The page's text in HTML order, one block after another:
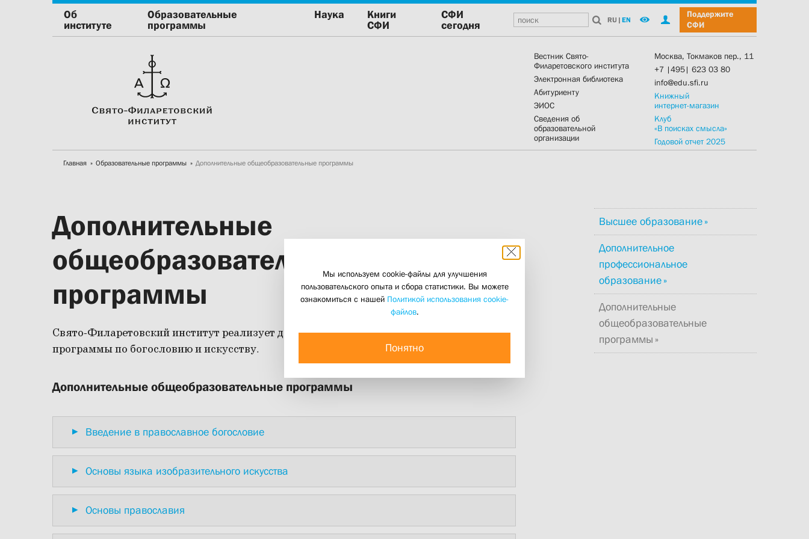
Об
институте
Образовательные
программы
Наука
Книги
СФИ
СФИ
сегодня
RU | EN
Поддержите
СФИ
Вестник Свято-
Филаретовского института
Электронная библиотека
Абитуриенту
ЭИОС
Сведения об
образовательной
организации
Москва, Токмаков пер., 11
+7 |495| 623 03 80
info@edu.sfi.ru
Книжный
интернет-магазин
Клуб
«В поисках смысла»
Годовой отчет 2025
Главная Образовательные программы Дополнительные общеобразовательные программы
Дополнительные
общеобразовательные
программы
Свято-Филаретовский институт реализует дополнительные общеобразовательные
программы по богословию и искусству.
Дополнительные общеобразовательные программы
Введение в православное богословие
Основы языка изобразительного искусства
Основы православия
Высшее образование
Дополнительное
профессиональное
образование
Дополнительные
общеобразовательные
программы
Мы используем cookie-файлы для улучшения
пользовательского опыта и сбора статистики. Вы можете
ознакомиться с нашей Политикой использования cookie-
файлов.
Понятно